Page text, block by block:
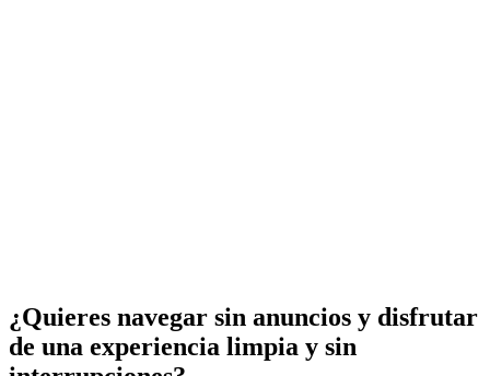
¿Quieres navegar sin anuncios y disfrutar
de una experiencia limpia y sin